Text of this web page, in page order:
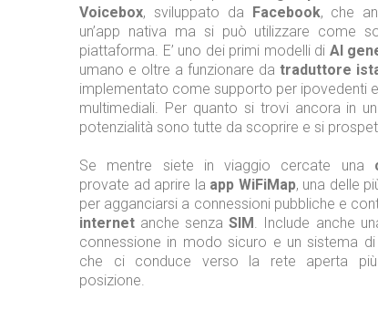
Voicebox, sviluppato da Facebook, che
un’app nativa ma si può utilizzare come
piattaforma. E’ uno dei primi modelli di AI
umano e oltre a funzionare da traduttore
implementato come supporto per ipovedenti
multimediali. Per quanto si trovi ancora in
potenzialità sono tutte da scoprire e si
Se mentre siete in viaggio cercate una
provate ad aprire la app WiFiMap, una delle
per agganciarsi a connessioni pubbliche e
internet anche senzaSIM . Include anche
connessione in modo sicuro e un sistema di
che ci conduce verso la rete aperta
posizione.